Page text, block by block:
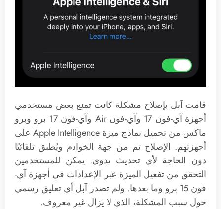
قامت آبل بإصلاح مشكلة كانت تمنع بعض مستخدمي
أجهزة آي-فون 17 وآي-فون Air وآي-فون 17 برو وبرو
ماكس من تحميل نماذج ميزة Apple Intelligence على
أجهزتهم. الإصلاح تم من جهة الخوادم ويُطبق تلقائيًا
دون الحاجة لأي تحديث يدوي. يمكن للمستخدمين
التحقق من تفعيل الميزة عبر الإعدادات في أجهزة آي-
فون 15 برو وما بعدها. ولم تصدر آبل أي تعليق رسمي
حول سبب المشكلة، الذي لا يزال غير معروف.